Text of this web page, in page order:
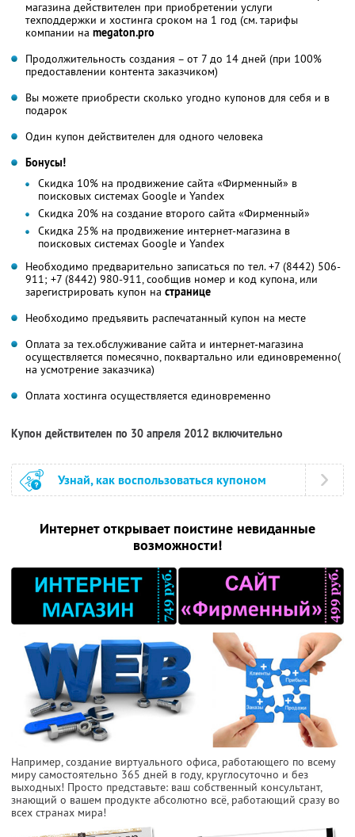
магазина действителен при приобретении услуги
техподдержки и хостинга сроком на 1 год (см. тарифы
компании на megaton.pro
Продолжительность создания – от 7 до 14 дней (при 100%
предоставлении контента заказчиком)
Вы можете приобрести сколько угодно купонов для себя и в
подарок
Один купон действителен для одного человека
Бонусы!
Скидка 10% на продвижение сайта «Фирменный» в
поисковых системах Google и Yandex
Скидка 20% на создание второго сайта «Фирменный»
Скидка 25% на продвижение интернет-магазина в
поисковых системах Google и Yandex
Необходимо предварительно записаться по тел. +7 (8442) 506-
911; +7 (8442) 980-911, сообщив номер и код купона, или
зарегистрировать купон на странице
Необходимо предъявить распечатанный купон на месте
Оплата за тех.обслуживание сайта и интернет-магазина
осуществляется помесячно, поквартально или единовременно(
на усмотрение заказчика)
Оплата хостинга осуществляется единовременно
Купон действителен по 30 апреля 2012 включительно
Узнай, как воспользоваться купоном
Интернет открывает поистине невиданные
возможности!
Например, создание виртуального офиса, работающего по всему
миру самостоятельно 365 дней в году, круглосуточно и без
выходных! Просто представьте: ваш собственный консультант,
знающий о вашем продукте абсолютно всё, работающий сразу во
всех странах мира!